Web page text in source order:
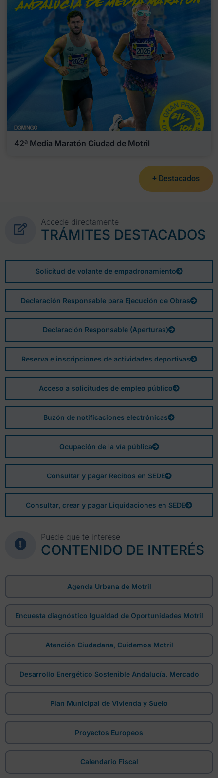
42ª Media Maratón Ciudad de Motril
+ Destacados
Accede directamente
TRÁMITES DESTACADOS
Solicitud de volante de empadronamiento
Declaración Responsable para Ejecución de Obras
Declaración Responsable (Aperturas)
Reserva e inscripciones de actividades deportivas
Acceso a solicitudes de empleo público
Buzón de notificaciones electrónicas
Ocupación de la vía pública
Consultar y pagar Recibos en SEDE
Consultar, crear y pagar Liquidaciones en SEDE
Puede que te interese
CONTENIDO DE INTERÉS
Agenda Urbana de Motril
Encuesta diagnóstico Igualdad de Oportunidades Motril
Atención Ciudadana, Cuidemos Motril
Desarrollo Energético Sostenible Andalucía. Mercado
Plan Municipal de Vivienda y Suelo
Proyectos Europeos
Calendario Fiscal